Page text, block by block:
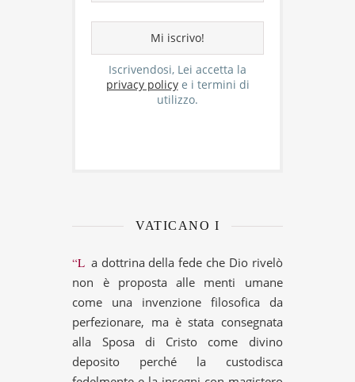
Iscrivendosi, Lei accetta la
privacy policye i termini di
utilizzo.
VATICANO I
“La dottrina della fede che Dio rivelò
non è proposta alle menti umane
come una invenzione filosofica da
perfezionare, ma è stata consegnata
alla Sposa di Cristo come divino
deposito perché la custodisca